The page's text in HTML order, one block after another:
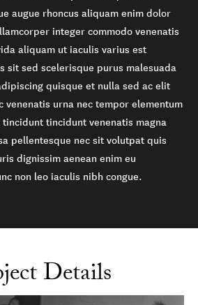
augue rhoncus aliquam enim dolor
integer commodo venenatis
aliquam ut iaculis varius est
sit sed scelerisque purus malesuada
quisque et nulla sed ac elit
venenatis urna nec tempor elementum
tincidunt venenatis magna
pellentesque nec sit volutpat quis
dignissim aenean enim eu
non leo iaculis nibh congue.
Details